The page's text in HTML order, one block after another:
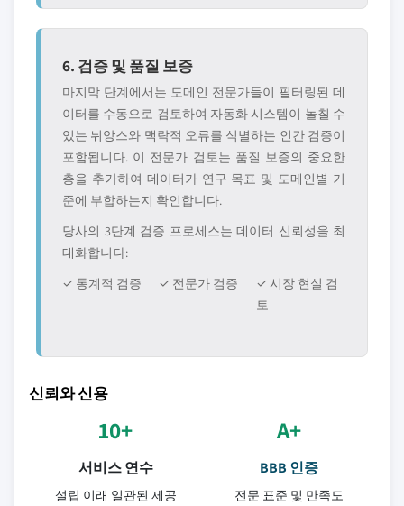
6. 검증 및 품질 보증
마지막 단계에서는 도메인 전문가들이 필터링된 데
이터를 수동으로 검토하여 자동화 시스템이 놀칠 수
있는 뉘앙스와 맥락적 오류를 식별하는 인간 검증이
포함됩니다. 이 전문가 검토는 품질 보증의 중요한
층을 추가하여 데이터가 연구 목표 및 도메인별 기
준에 부합하는지 확인합니다.
당사의 3단계 검증 프로세스는 데이터 신뢰성을 최
대화합니다:
✓ 통계적 검증
✓ 전문가 검증
✓ 시장 현실 검
토
신뢰와 신용
10+
서비스 연수
설립 이래 일관된 제공
A+
BBB 인증
전문 표준 및 만족도